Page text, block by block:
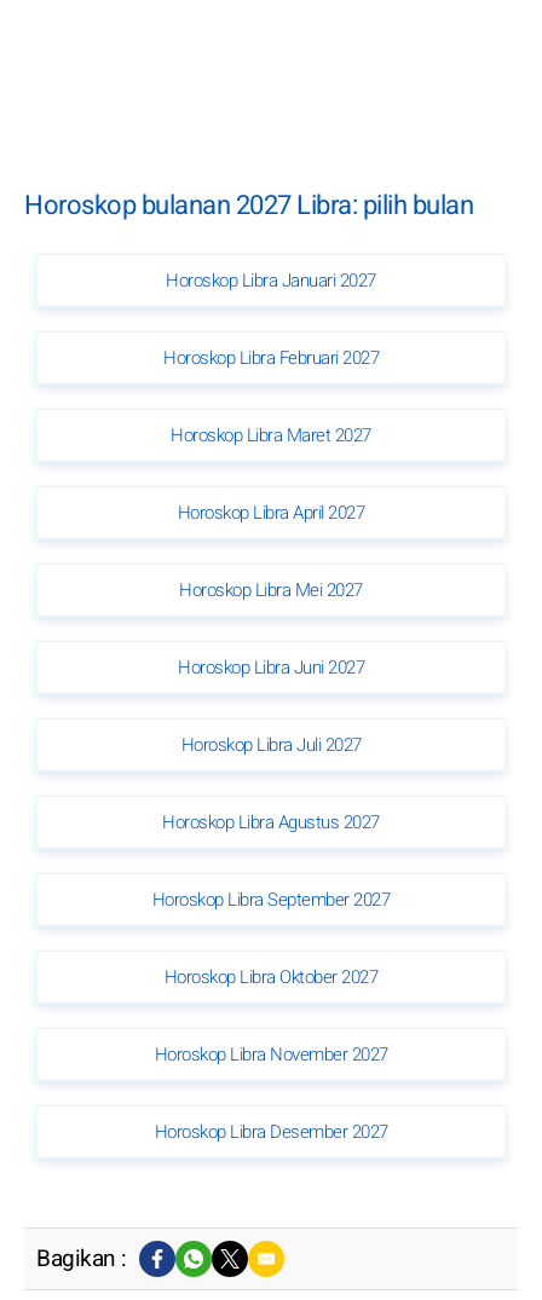
Horoskop bulanan 2027 Libra: pilih bulan
Horoskop Libra Januari 2027
Horoskop Libra Februari 2027
Horoskop Libra Maret 2027
Horoskop Libra April 2027
Horoskop Libra Mei 2027
Horoskop Libra Juni 2027
Horoskop Libra Juli 2027
Horoskop Libra Agustus 2027
Horoskop Libra September 2027
Horoskop Libra Oktober 2027
Horoskop Libra November 2027
Horoskop Libra Desember 2027
Bagikan :